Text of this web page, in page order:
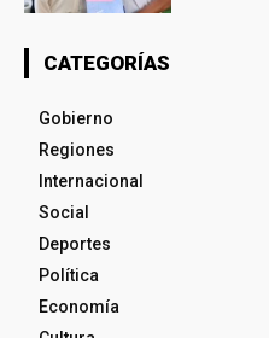
CATEGORÍAS
Gobierno
Regiones
Internacional
Social
Deportes
Política
Economía